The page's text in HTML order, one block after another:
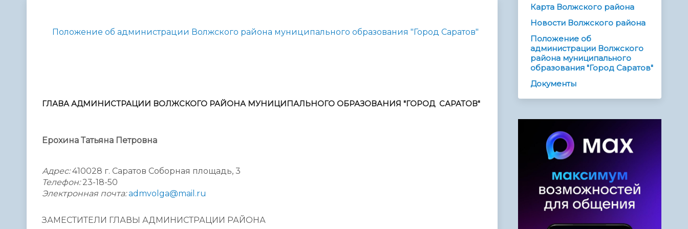
Положение об администрации Волжского района муниципального образования "Город Саратов"
ГЛАВА АДМИНИСТРАЦИИ ВОЛЖСКОГО РАЙОНА МУНИЦИПАЛЬНОГО ОБРАЗОВАНИЯ "ГОРОД САРАТОВ"
Ерохина Татьяна Петровна
Адрес:410028 г. Саратов Соборная площадь, 3
Телефон:23-18-50
Электронная почта: admvolga@mail.ru
ЗАМЕСТИТЕЛИ ГЛАВЫ АДМИНИСТРАЦИИ РАЙОНА
Карта Волжского района
Новости Волжского района
Положение об
администрации Волжского
района муниципального
образования "Город Саратов"
Документы